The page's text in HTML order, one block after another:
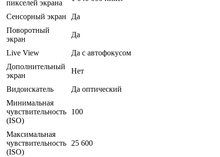
пикселей экрана
Сенсорный экран
Да
Поворотный
экран
Да
Live View
Да с автофокусом
Дополнительный
экран
Нет
Видоискатель
Да оптический
Минимальная
чувствительность
(ISO)
100
Максимальная
чувствительность
(ISO)
25 600